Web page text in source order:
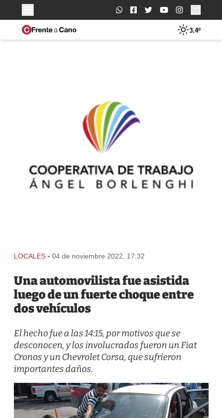
Buscar:
3.4º
LOCALES - 04 de noviembre 2022, 17:32
Una automovilista fue asistida
luego de un fuerte choque entre
dos vehículos
El hecho fue a las 14:15, por motivos que se
desconocen, y los involucrados fueron un Fiat
Cronos y un Chevrolet Corsa, que sufrieron
importantes daños.